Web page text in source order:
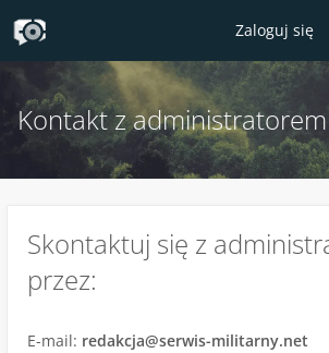
Zaloguj się
Kontakt z
Skontaktuj się z
przez:
E-mail: redakcja@serwis-militarny.net